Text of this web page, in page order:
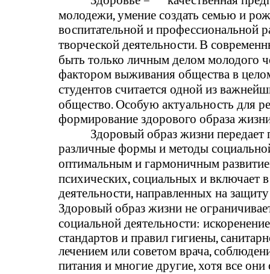
молодежи, умение создать семью и
воспитательной и профессиональной
творческой деятельности. В
быть только личным делом молодого
фактором выживания общества в
студентов считается одной из
общество. Особую актуальность для
формирование здорового образа
Здоровый образ жизни передает
различные формы и методы
оптимальным и гармоничным
психических, социальных и включает
деятельности, направленных на
Здоровый образ жизни не
социальной деятельности:
стандартов и правил гигиены,
лечением или советом врача,
питания и многие другие, хотя все